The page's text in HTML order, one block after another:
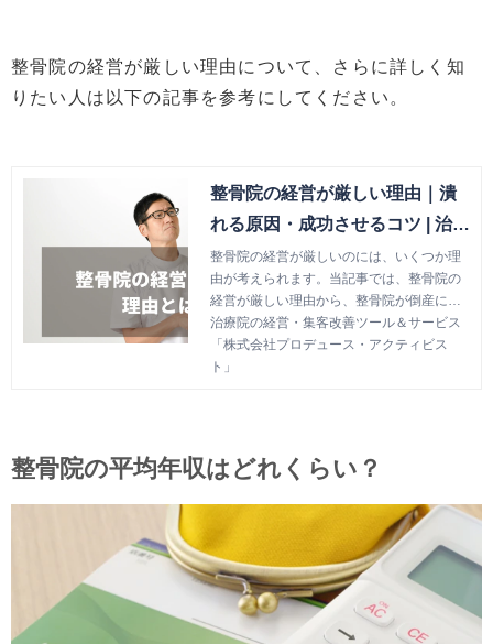
整骨院の経営が厳しい理由について、さらに詳しく知
りたい人は以下の記事を参考にしてください。
整骨院の経営が厳しい理由｜潰
れる原因・成功させるコツ | 治療
院の経営・集客改善ツール＆サ
ービス「株式会社プロデュー
ス・アクティビスト」
整骨院の経営が厳しいのには、いくつか理
由が考えられます。当記事では、整骨院の
経営が厳しい理由から、整骨院が倒産に追
い込まれて潰れる原因、整骨院の経営を成
功させるコツを解説します。整骨院の経営
が厳しいことに悩んでいる場合は参考にし
治療院の経営・集客改善ツール＆サービス
「株式会社プロデュース・アクティビス
ト」
整骨院の平均年収はどれくらい？